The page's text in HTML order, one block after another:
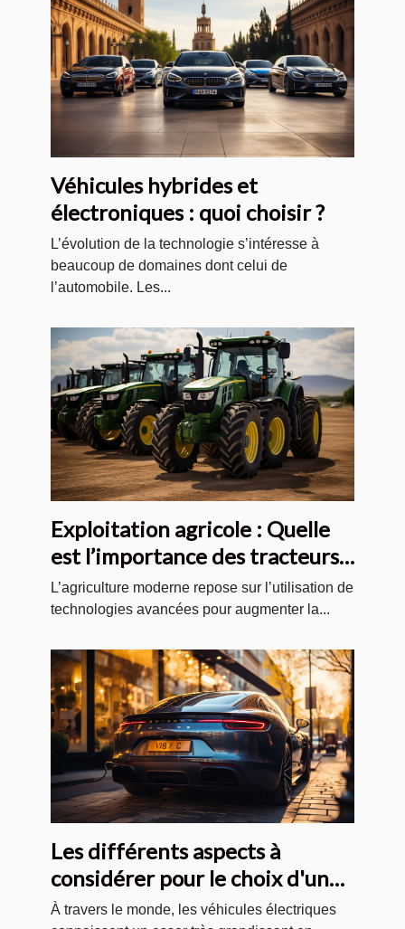
Véhicules hybrides et
électroniques : quoi choisir ?
L’évolution de la technologie s’intéresse à
beaucoup de domaines dont celui de
l’automobile. Les...
Exploitation agricole : Quelle
est l’importance des tracteurs
agricoles modernes ?
L’agriculture moderne repose sur l’utilisation de
technologies avancées pour augmenter la...
Les différents aspects à
considérer pour le choix d'un
véhicule électrique
À travers le monde, les véhicules électriques